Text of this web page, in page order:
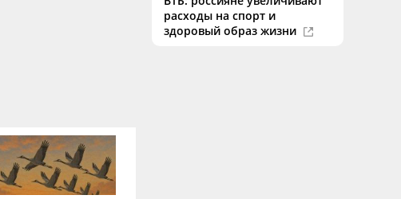
расходы на спорт и
здоровый образ жизни